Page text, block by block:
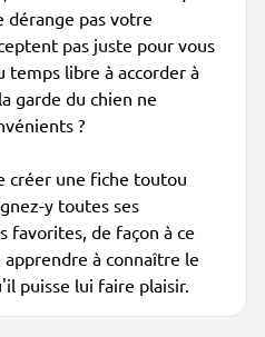
dérange pas votre
pas juste pour vous
temps libre à accorder à
garde du chien ne
?
créer une fiche toutou
y toutes ses
favorites, de façon à ce
à connaître le
puisse lui faire plaisir.